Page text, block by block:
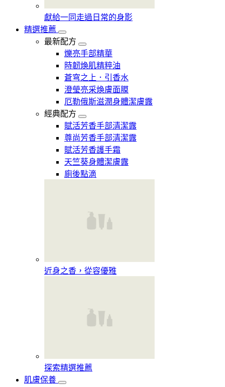
獻給一同走過日常的身影
精選推薦
最新配方
爍亮手部精華
時韌煥肌精粹油
蒼穹之上．引香水
澄瑩亮采煥膚面膜
厄勒俄斯滋潤身體潔膚露
經典配方
賦活芳香手部清潔露
尊尚芳香手部清潔露
賦活芳香護手霜
天竺葵身體潔膚露
廁後點滴
近身之香，從容優雅
探索精選推薦
肌膚保養